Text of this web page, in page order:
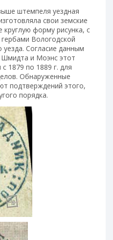
штемпеля уездная
свои земские
форму рисунка, с
Вологодской
уезда. Согласие данным
Шмидта и Моэнс этот
1879 по 1889 г. для
Обнаруженные
подтверждений этого,
порядка.